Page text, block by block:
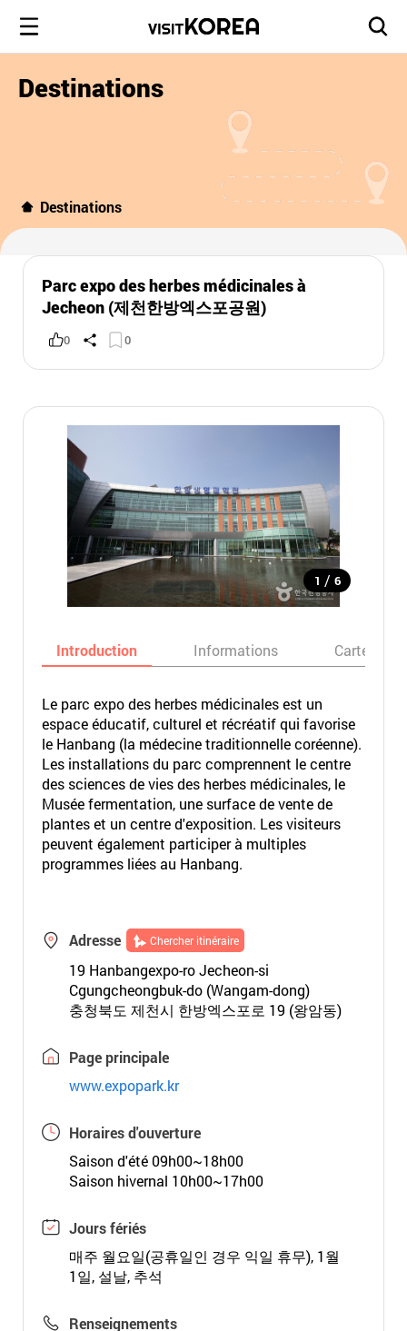
Destinations
Destinations
Parc expo des herbes médicinales à
Jecheon (제천한방엑스포공원)
0 0
1 / 6
Introduction Informations Carte
Le parc expo des herbes médicinales est un
espace éducatif, culturel et récréatif qui favorise
le Hanbang (la médecine traditionnelle coréenne).
Les installations du parc comprennent le centre
des sciences de vies des herbes médicinales, le
Musée fermentation, une surface de vente de
plantes et un centre d'exposition. Les visiteurs
peuvent également participer à multiples
programmes liées au Hanbang.
Adresse Chercher itinéraire
19 Hanbangexpo-ro Jecheon-si
Cgungcheongbuk-do (Wangam-dong)
충청북도 제천시 한방엑스포로 19 (왕암동)
Page principale
www.expopark.kr
Horaires d'ouverture
Saison d'été 09h00~18h00
Saison hivernal 10h00~17h00
Jours fériés
매주 월요일(공휴일인 경우 익일 휴무), 1월
1일, 설날, 추석
Renseignements